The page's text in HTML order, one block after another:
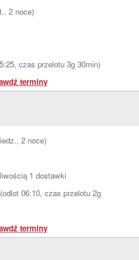
2 noce)
czas przelotu 3g 30min)
terminy
2 noce)
1 dostawki
06:10, czas przelotu 2g
terminy